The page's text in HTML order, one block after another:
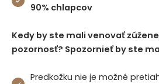
90% chlapcov
Kedy by ste mali venovať
pozornosť? Spozornieť by ste
Predkožku nie je možné